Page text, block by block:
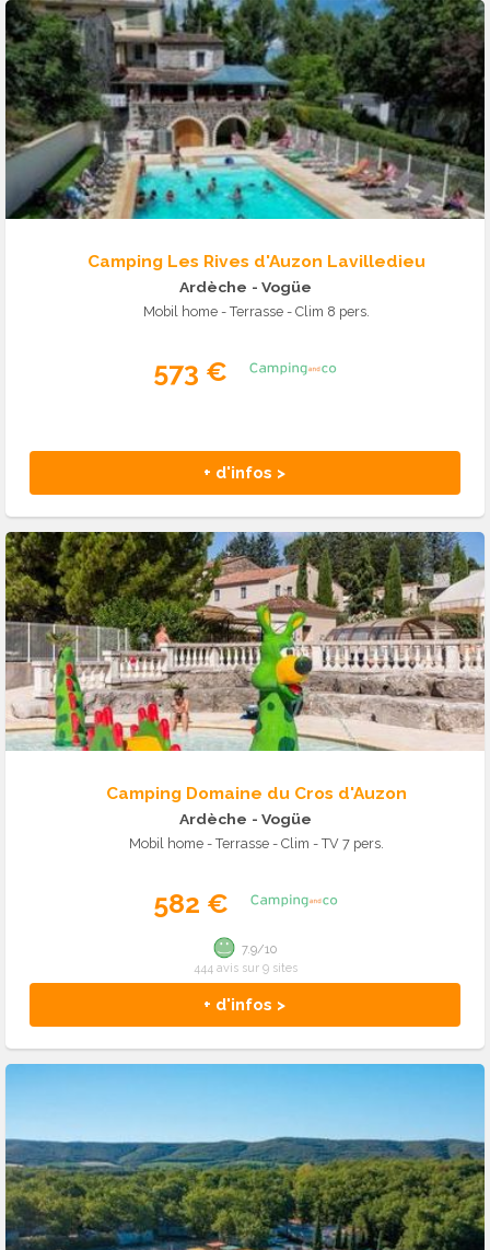
Camping Les Rives d'Auzon Lavilledieu
Ardèche - Vogüe
Mobil home - Terrasse - Clim 8 pers.
573 €
+ d'infos >
Camping Domaine du Cros d'Auzon
Ardèche - Vogüe
Mobil home - Terrasse - Clim - TV 7 pers.
582 €
+ d'infos >
7.9/10
444 avis sur 9 sites